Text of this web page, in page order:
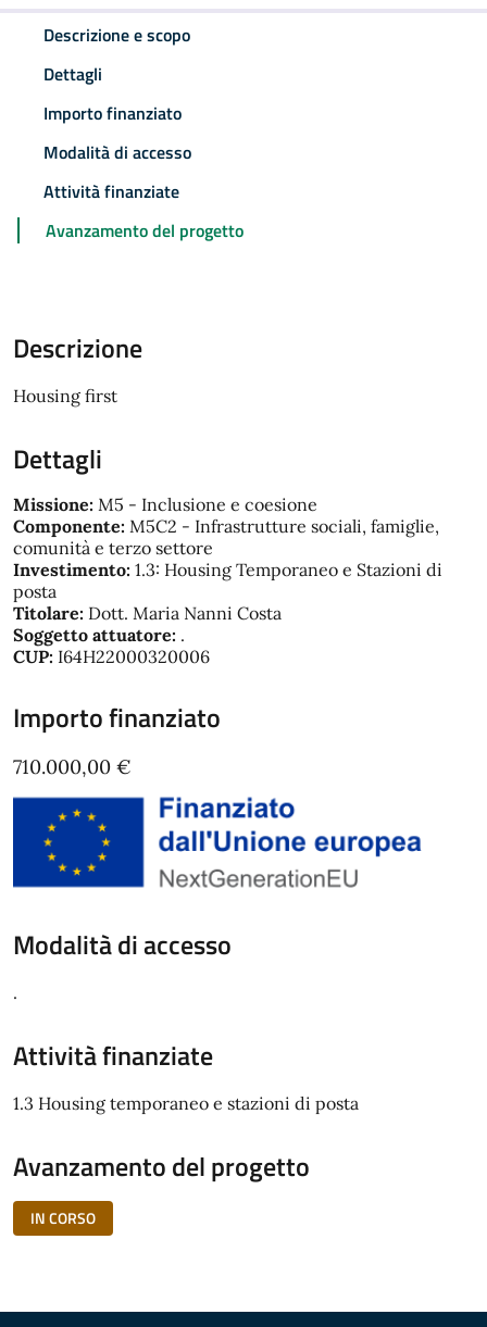
Descrizione e scopo
Dettagli
Importo finanziato
Modalità di accesso
Attività finanziate
Avanzamento del progetto
Descrizione
Housing first
Dettagli
Missione: M5 - Inclusione e coesione
Componente: M5C2 - Infrastrutture sociali, famiglie,
comunità e terzo settore
Investimento: 1.3: Housing Temporaneo e Stazioni di
posta
Titolare: Dott. Maria Nanni Costa
Soggetto attuatore: .
CUP: I64H22000320006
Importo finanziato
710.000,00 €
Modalità di accesso
.
Attività finanziate
1.3 Housing temporaneo e stazioni di posta
Avanzamento del progetto
IN CORSO